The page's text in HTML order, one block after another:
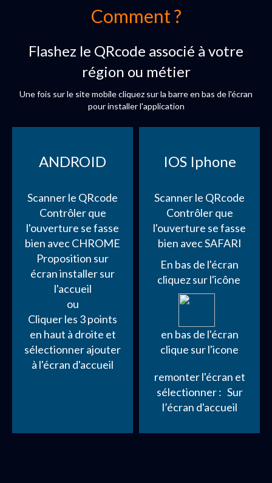
Comment ?
Flashez le QRcode associé à votre
région ou métier
Une fois sur le site mobile cliquez sur la barre en bas de l'écran
pour installer l'application
ANDROID
Scanner le QRcode
Contrôler que
l'ouverture se fasse
bien avec CHROME
Proposition sur
écran installer sur
l'accueil
ou
Cliquer les 3 points
en haut à droite et
sélectionner ajouter
à l'écran d'accueil
IOS Iphone
Scanner le QRcode
Contrôler que
l'ouverture se fasse
bien avec SAFARI
En bas de l'écran
cliquez sur l'icône
en bas de l'écran
clique sur l'icone
remonter l'écran et
sélectionner : Sur
l’écran d'accueil